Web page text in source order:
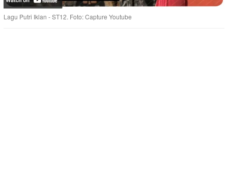
Lagu Putri Iklan - ST12. Foto: Capture Youtube